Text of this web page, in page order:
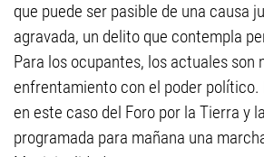
que puede ser pasible de una causa
agravada, un delito que contempla
Para los ocupantes, los actuales son
enfrentamiento con el poder político.
en este caso del Foro por la Tierra y
programada para mañana una